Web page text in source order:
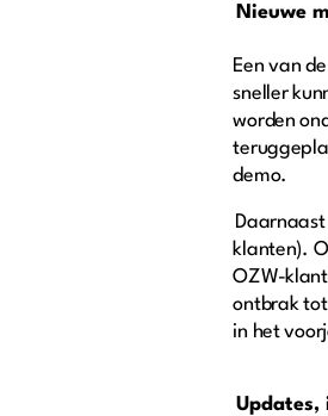
Nieuwe
Een van
sneller
worden
demo.
klanten).
OZW-
ontbrak
in het